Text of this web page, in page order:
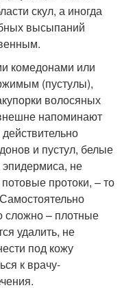
скул, а иногда
высыпаний
комедонами или
(пустулы),
волосяных
напоминают
и пустул, белые
не
протоки, – то
сложно – плотные
удалить, не
под кожу
к врачу-